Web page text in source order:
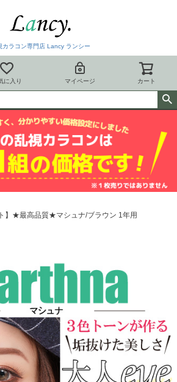
カラコン専門店 Lancy ランシー
に入り マイページ カート
】★最高品質★マシュナ/ブラウン 1年用